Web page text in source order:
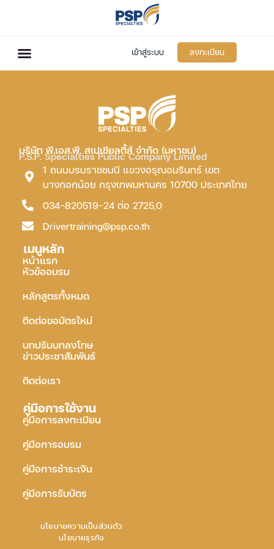
เข้าสู่ระบบ ลงทะเบียน
บริษัท พี.เอส.พี. สเปเชียลตี้ส์ จำกัด (มหาชน)
P.S.P. Specialties Public Company Limited
1 ถนนบรมราชชนนี แขวงอรุณอมรินทร์ เขต
บางกอกน้อย กรุงเทพมหานคร 10700 ประเทศไทย
034-820519-24 ต่อ 2725,0
Drivertraining@psp.co.th
เมนูหลัก
หน้าแรก
หัวข้ออบรม
หลักสูตรทั้งหมด
ติดต่อขอบัตรใหม่
บทปรับบทลงโทษ
ข่าวประชาสัมพันธ์
ติดต่อเรา
คู่มือการใช้งาน
คู่มือการลงทะเบียน
คู่มือการอบรม
คู่มือการชำระเงิน
คู่มือการรับบัตร
นโยบายความเป็นส่วนตัว
นโยบายธุรกิจ